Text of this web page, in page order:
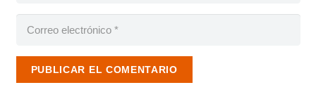
PUBLICAR EL COMENTARIO